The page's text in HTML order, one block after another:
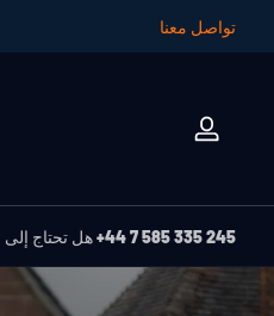
تواصل معنا
تسجيل
+44 7 585 335 245